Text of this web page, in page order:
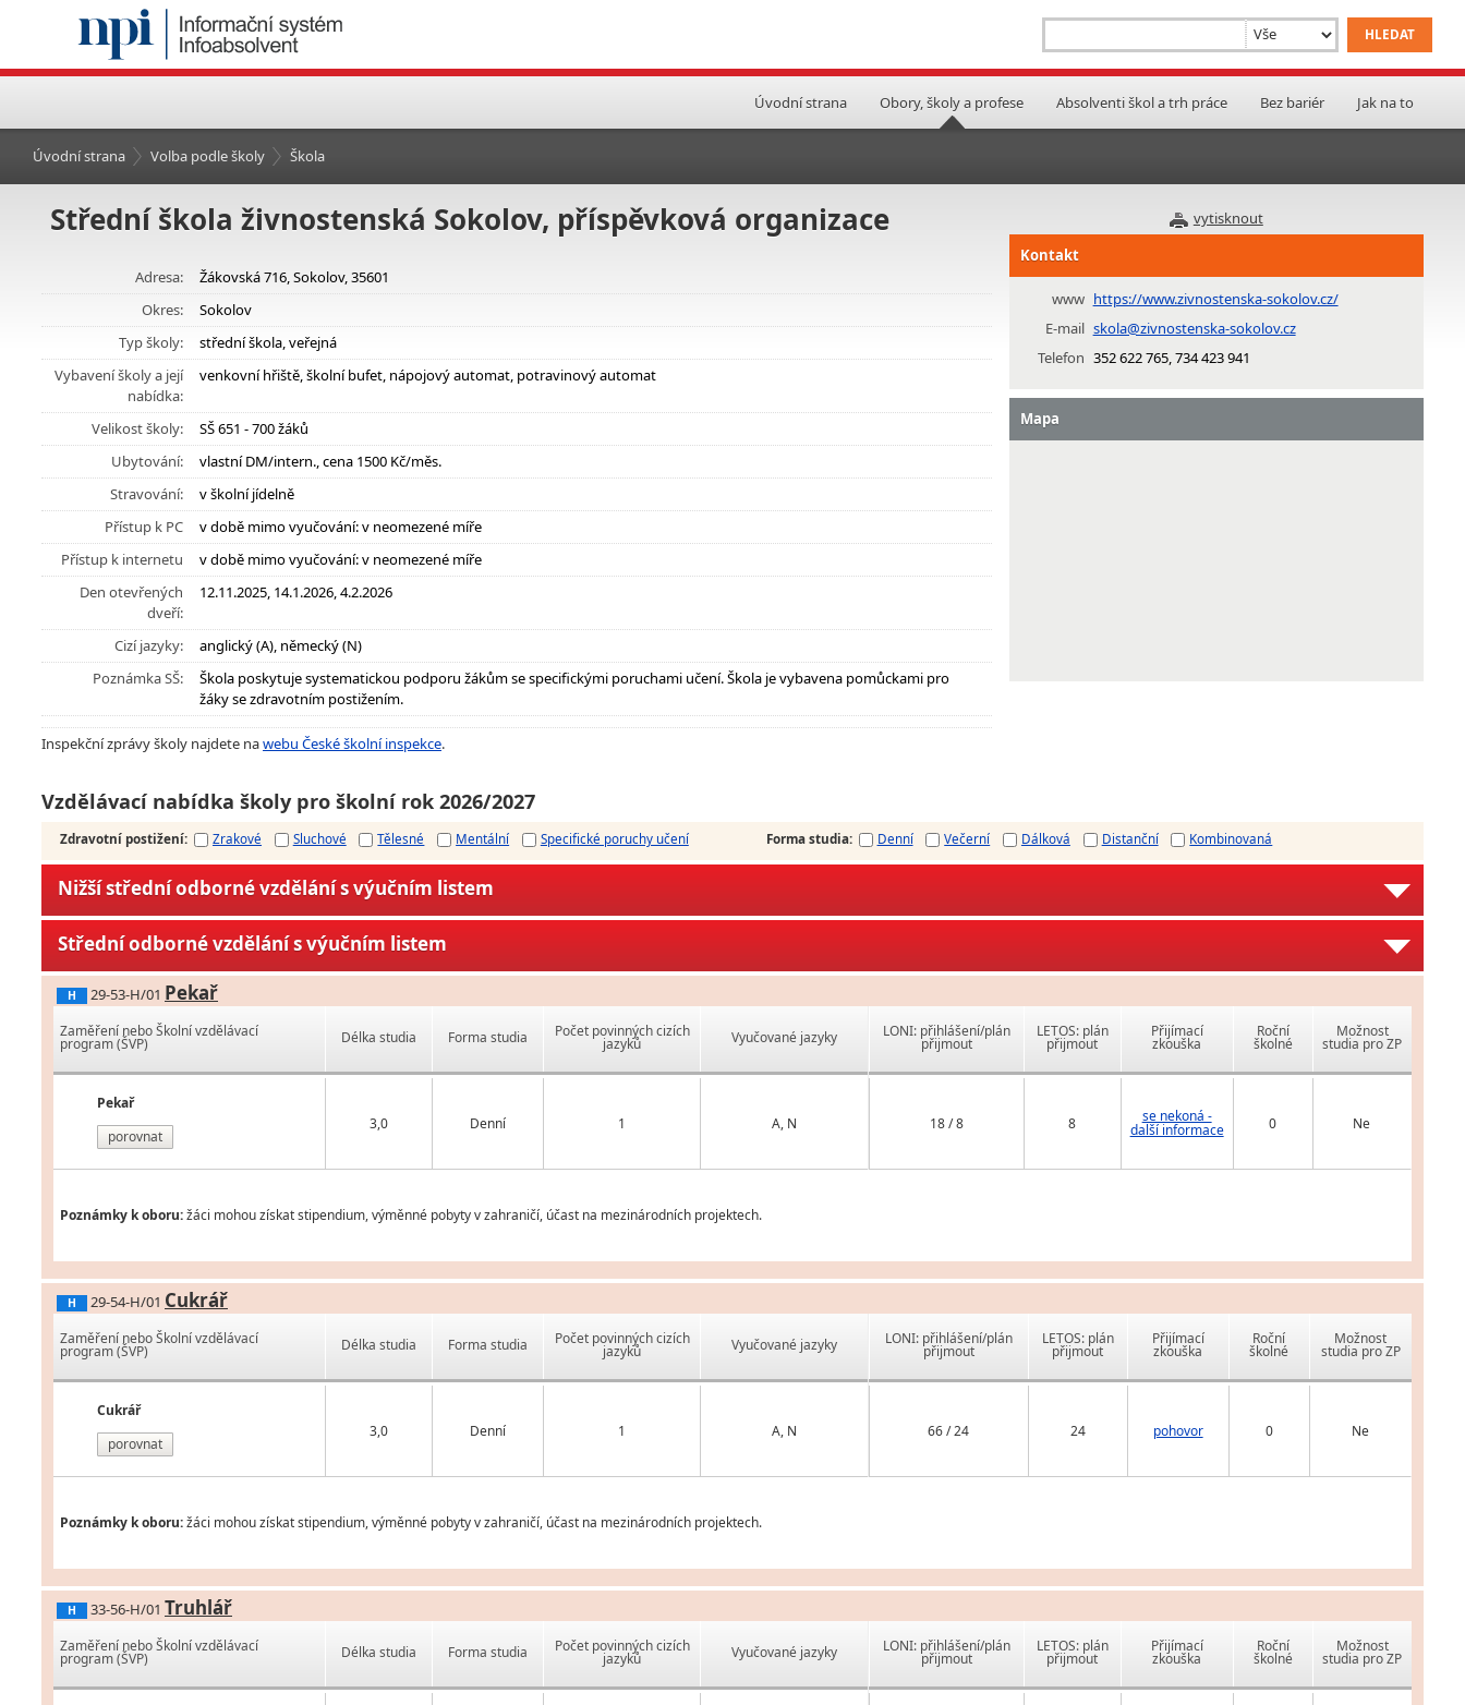
Úvodní strana Obory, školy a profese Absolventi škol a trh práce Bez bariér Jak na to
Úvodní strana Volba podle školy Škola
vytisknout
Střední škola živnostenská Sokolov, příspěvková organizace
Adresa:
Žákovská 716, Sokolov, 35601
Okres:
Sokolov
Typ školy:
střední škola, veřejná
Vybavení školy a její
nabídka:
venkovní hřiště, školní bufet, nápojový automat, potravinový automat
Velikost školy:
SŠ 651 - 700 žáků
Ubytování:
vlastní DM/intern., cena 1500 Kč/měs.
Stravování:
v školní jídelně
Přístup k PC
v době mimo vyučování: v neomezené míře
Přístup k internetu
v době mimo vyučování: v neomezené míře
Den otevřených
dveří:
12.11.2025, 14.1.2026, 4.2.2026
Cizí jazyky:
anglický (A), německý (N)
Poznámka SŠ:
Škola poskytuje systematickou podporu žákům se specifickými poruchami učení. Škola je vybavena pomůckami pro
žáky se zdravotním postižením.
Inspekční zprávy školy najdete nawebu České školní inspekce.
Kontakt
www https://www.zivnostenska-sokolov.cz/
E-mail skola@zivnostenska-sokolov.cz
Telefon 352 622 765, 734 423 941
Mapa
Vzdělávací nabídka školy pro školní rok 2026/2027
Zdravotní postižení: Zrakové Sluchové Tělesné Mentální Specifické poruchy učení Forma studia: Denní Večerní Dálková Distanční Kombinovaná
Nižší střední odborné vzdělání s výučním listem
Střední odborné vzdělání s výučním listem
H 29-53-H/01 Pekař
Zaměření nebo Školní vzdělávací
program (ŠVP)
Pekař
porovnat
Délka studia Forma studia Počet povinných cizích
jazyků Vyučované jazyky
3,0 Denní 1 A, N
LONI: přihlášení/plán
přijmout
LETOS: plán
přijmout
Přijímací
zkouška
Roční
školné
Možnost
studia pro ZP
18 / 8 8 se nekoná -
další informace 0 Ne
Poznámky k oboru:žáci mohou získat stipendium, výměnné pobyty v zahraničí, účast na mezinárodních projektech.
H 29-54-H/01 Cukrář
Zaměření nebo Školní vzdělávací
program (ŠVP)
Cukrář
porovnat
Délka studia Forma studia Počet povinných cizích
jazyků Vyučované jazyky
3,0 Denní 1 A, N
LONI: přihlášení/plán
přijmout
LETOS: plán
přijmout
Přijímací
zkouška
Roční
školné
Možnost
studia pro ZP
66 / 24 24 pohovor 0 Ne
Poznámky k oboru:žáci mohou získat stipendium, výměnné pobyty v zahraničí, účast na mezinárodních projektech.
H 33-56-H/01 Truhlář
Zaměření nebo Školní vzdělávací
program (ŠVP) Délka studia Forma studia Počet povinných cizích
jazyků Vyučované jazyky LONI: přihlášení/plán
přijmout
LETOS: plán
přijmout
Přijímací
zkouška
Roční
školné
Možnost
studia pro ZP